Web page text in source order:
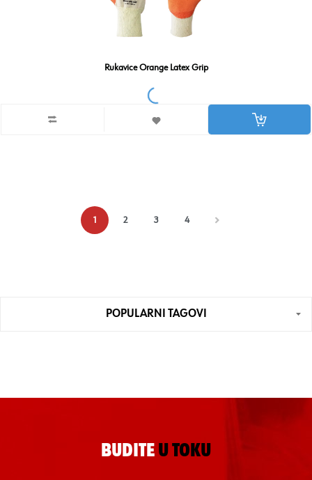
Rukavice Orange Latex Grip
1 2 3 4
POPULARNI TAGOVI
BUDITE U TOKU